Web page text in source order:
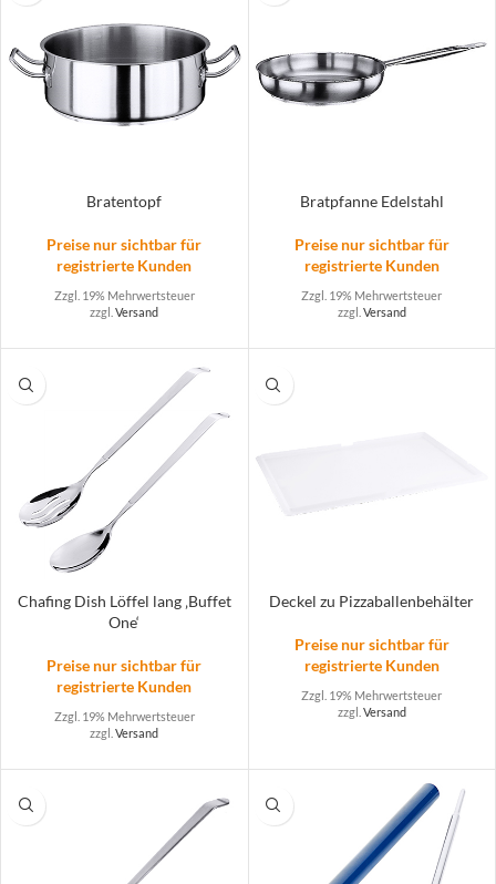
Bratentopf
Preise nur sichtbar für
registrierte Kunden
Zzgl. 19% Mehrwertsteuer
zzgl.Versand
Bratpfanne Edelstahl
Preise nur sichtbar für
registrierte Kunden
Zzgl. 19% Mehrwertsteuer
zzgl. Versand
Chafing Dish Löffel lang ‚Buffet
One‘
Preise nur sichtbar für
registrierte Kunden
Zzgl. 19% Mehrwertsteuer
zzgl.Versand
Deckel zu Pizzaballenbehälter
Preise nur sichtbar für
registrierte Kunden
Zzgl. 19% Mehrwertsteuer
zzgl. Versand